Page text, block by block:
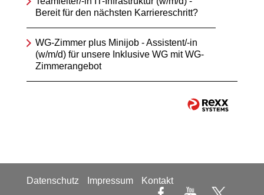
Bereit für den nächsten Karriereschritt?
WG-Zimmer plus Minijob - Assistent/-in
(w/m/d) für unsere Inklusive WG mit WG-
Zimmerangebot
Datenschutz Impressum Kontakt